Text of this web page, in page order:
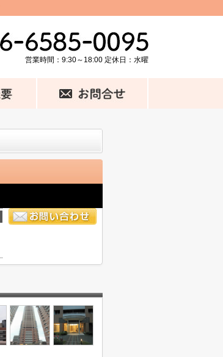
営業時間：9:30～18:00 定休日：水曜